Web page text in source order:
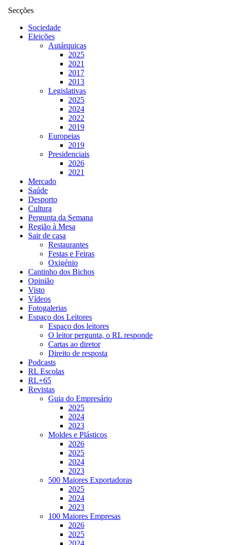
Secções
Sociedade
Eleições
Autárquicas
2025
2021
2017
2013
Legislativas
2025
2024
2022
2019
Europeias
2019
Presidenciais
2026
2021
Mercado
Saúde
Desporto
Cultura
Pergunta da Semana
Região à Mesa
Sair de casa
Restaurantes
Festas e Feiras
Oxigénio
Cantinho dos Bichos
Opinião
Visto
Vídeos
Fotogalerias
Espaço dos Leitores
Espaço dos leitores
O leitor pergunta, o RL responde
Cartas ao diretor
Direito de resposta
Podcasts
RL Escolas
RL+65
Revistas
Guia do Empresário
2025
2024
2023
Moldes e Plásticos
2026
2025
2024
2023
500 Maiores Exportadoras
2025
2024
2023
100 Maiores Empresas
2026
2025
2024